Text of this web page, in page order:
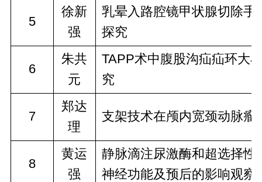
5
徐新
强
乳晕入路腔镜甲状腺切除
探究
6
朱共
元
TAPP术中腹股沟疝疝环大
究
7
郑达
理
支架技术在颅内宽颈动脉瘤
8
黄运
强
静脉滴注尿激酶和超选择
神经功能及预后的影响观察